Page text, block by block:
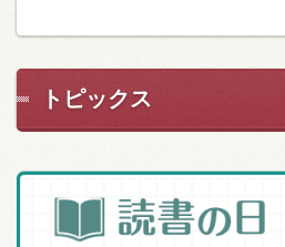
トピックス